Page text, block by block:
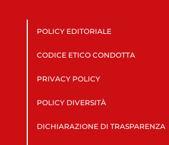
POLICY EDITORIALE
CODICE ETICO CONDOTTA
PRIVACY POLICY
POLICY DIVERSITÀ
DICHIARAZIONE DI TRASPARENZA